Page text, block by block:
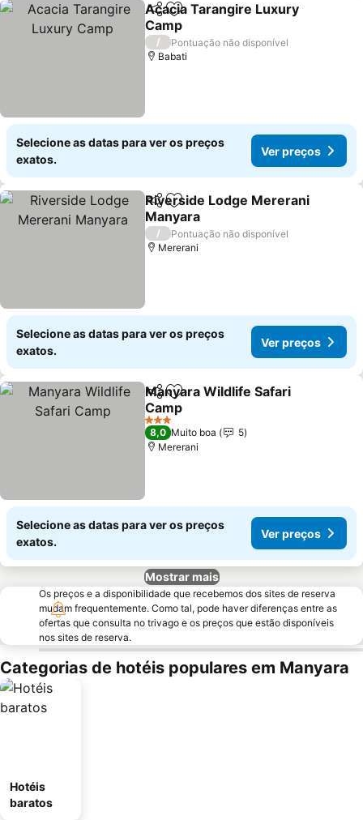
PartilharAdicionar aos favoritos
Acacia Tarangire Luxury
Camp
Ver preços
/
Pontuação não disponível
Babati
Selecione as datas para ver os preços
exatos.
Ver preços
PartilharAdicionar aos favoritos
Riverside Lodge Mererani
Manyara
Ver preços
/
Pontuação não disponível
Mererani
Selecione as datas para ver os preços
exatos.
Ver preços
PartilharAdicionar aos favoritos
Manyara Wildlife Safari
Camp
Ver preços
3 Estrelas
8,0 Muito boa
5
Mererani
Selecione as datas para ver os preços
exatos.
Ver preços
Mostrar mais
Os preços e a disponibilidade que recebemos dos sites de reserva
mudam frequentemente. Como tal, pode haver diferenças entre as
ofertas que consulta no trivago e os preços que estão disponíveis
nos sites de reserva.
Categorias de hotéis populares em Manyara
Hotéis
baratos